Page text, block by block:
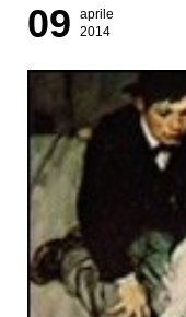
09
aprile
2014